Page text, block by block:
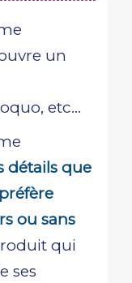
un
etc...
détails que
ou sans
qui
ses